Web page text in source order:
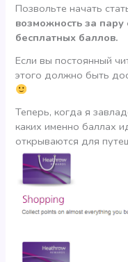
Позвольте начать
возможность за
бесплатных баллов.
Если вы постоянный
этого должно быть
Теперь, когда я
каких именно баллах
открываются для